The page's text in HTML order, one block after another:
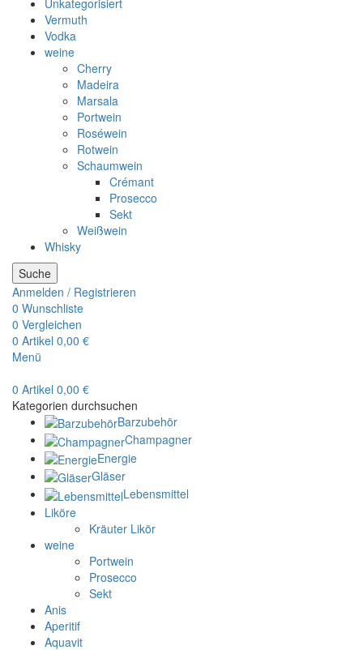
Unkategorisiert
Vermuth
Vodka
weine
Cherry
Madeira
Marsala
Portwein
Roséwein
Rotwein
Schaumwein
Crémant
Prosecco
Sekt
Weißwein
Whisky
Suche
Anmelden / Registrieren
0 Wunschliste
0 Vergleichen
0 Artikel 0,00 €
Menü
0 Artikel 0,00 €
Kategorien durchsuchen
Barzubehör
Champagner
Energie
Gläser
Lebensmittel
Liköre
Kräuter Likör
weine
Portwein
Prosecco
Sekt
Anis
Aperitif
Aquavit